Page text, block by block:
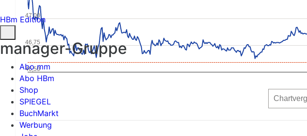
46,50
46,75
47,00
HBm Edition
manager-Gruppe
Abo mm
Abo HBm
Shop
SPIEGEL
BuchMarkt
Werbung